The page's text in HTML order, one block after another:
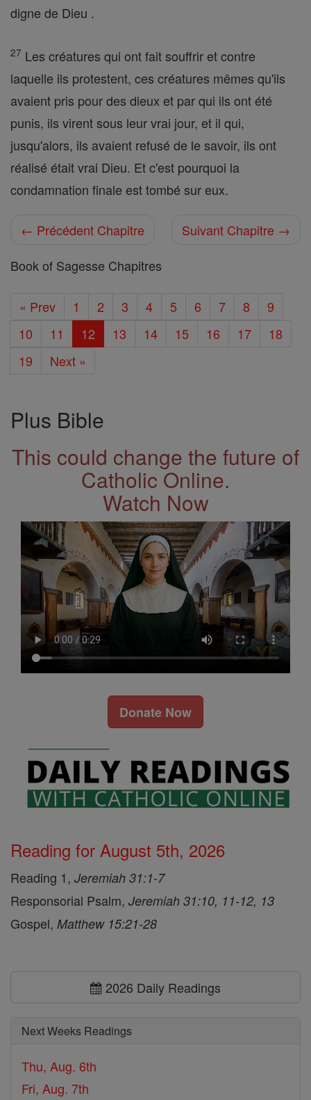
digne de Dieu .
27 Les créatures qui ont fait souffrir et contre
laquelle ils protestent, ces créatures mêmes qu'ils
avaient pris pour des dieux et par qui ils ont été
punis, ils virent sous leur vrai jour, et il qui,
jusqu'alors, ils avaient refusé de le savoir, ils ont
réalisé était vrai Dieu. Et c'est pourquoi la
condamnation finale est tombé sur eux.
← Précédent Chapitre
Suivant Chapitre →
Book of Sagesse Chapitres
« Prev 1 2 3 4 5 6 7 8
9
10
11 12 13 14 15 16 17
18
19
Next »
Plus Bible
This could change the future of
Catholic Online.
Watch Now
Donate Now
Reading for August 5th, 2026
Reading 1, Jeremiah 31:1-7
Responsorial Psalm, Jeremiah 31:10, 11-12, 13
Gospel, Matthew 15:21-28
2026 Daily Readings
Next Weeks Readings
Thu, Aug. 6th
Fri, Aug. 7th